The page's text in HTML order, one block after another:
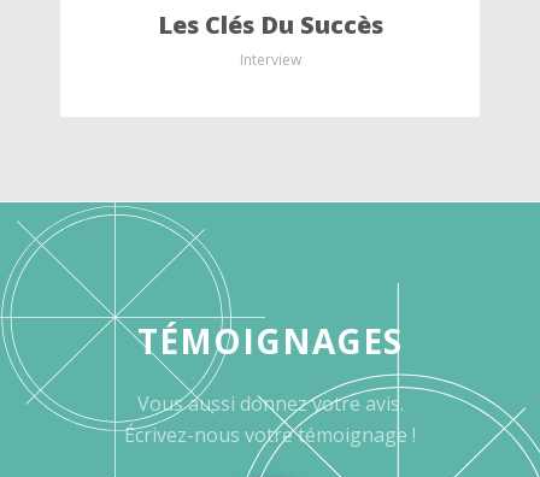
Les Clés Du Succès
Interview
TÉMOIGNAGES
Vous aussi donnez votre avis.
Écrivez-nous votre témoignage !